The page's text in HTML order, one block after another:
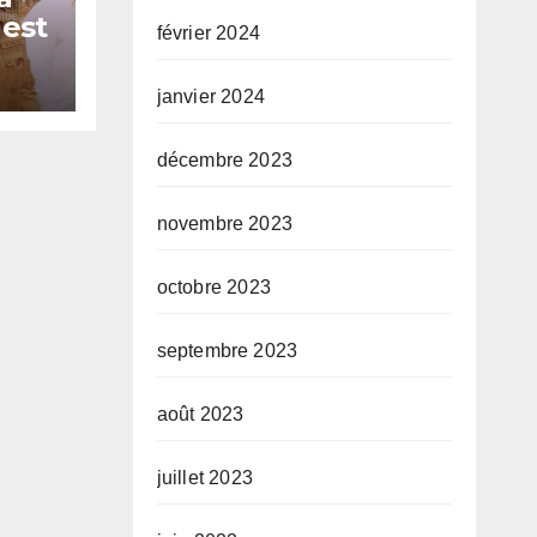
février 2024
janvier 2024
décembre 2023
novembre 2023
octobre 2023
septembre 2023
août 2023
juillet 2023